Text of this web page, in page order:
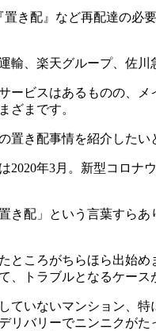
き配』など再配達の
、楽天グループ、佐川
ービスはあるものの、
ざまです。
置き配事情を紹介したい
2020年3月。新型コロ
き配」という言葉すら
ところがちらほら出始
トラブルとなるケース
ていないマンション、
リバリーでニンニクが